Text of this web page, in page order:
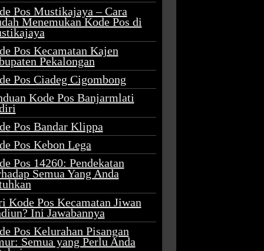
Pos Mustikajaya – Cara
Menemukan Kode Pos di
Pos Kecamatan Kajen
Pekalongan
Pos Ciadeg Cigombong
Kode Pos Banjarmlati
Pos Bandar Klippa
Pos Kebon Lega
Pos 14260: Pendekatan
Semua Yang Anda
Kode Pos Kecamatan Jiwan
Ini Jawabannya
Pos Kelurahan Pisangan
Semua yang Perlu Anda